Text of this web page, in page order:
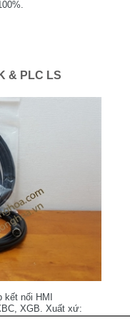
& PLC LS
kết nối HMI
XGB. Xuất xứ: